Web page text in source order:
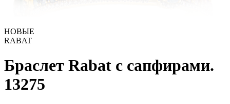
НОВЫЕ
RABAT
Браслет Rabat с сапфирами.
13275